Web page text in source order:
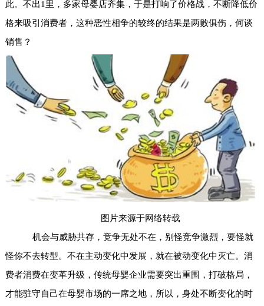
此。不出1里，多家母婴店齐集，于是打响了价格战，不断降低价
格来吸引消费者，这种恶性相争的较终的结果是两败俱伤，何谈
销售？
图片来源于网络转载
机会与威胁共存，竞争无处不在，别怪竞争激烈，要怪就
怪你不去转型。不在主动变化中发展，就在被动变化中灭亡。消
费者消费在变革升级，传统母婴企业需要突出重围，打破格局，
才能驻守自己在母婴市场的一席之地，所以，身处不断变化的时